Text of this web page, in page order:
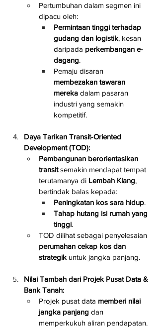
Pertumbuhan dalam segmen ini
dipacu oleh:
Permintaan tinggi terhadap
gudang dan logistik, kesan
daripada perkembangan e-
dagang.
Pemaju disaran
membezakan tawaran
mereka dalam pasaran
industri yang semakin
kompetitif.
Daya Tarikan Transit-Oriented
Development (TOD):
Pembangunan berorientasikan
transit semakin mendapat tempat
terutamanya di Lembah Klang,
bertindak balas kepada:
Peningkatan kos sara hidup.
Tahap hutang isi rumah yang
tinggi.
TOD dilihat sebagai penyelesaian
perumahan cekap kos dan
strategik untuk jangka panjang.
Nilai Tambah dari Projek Pusat Data &
Bank Tanah:
Projek pusat data memberi nilai
jangka panjang dan
memperkukuh aliran pendapatan.